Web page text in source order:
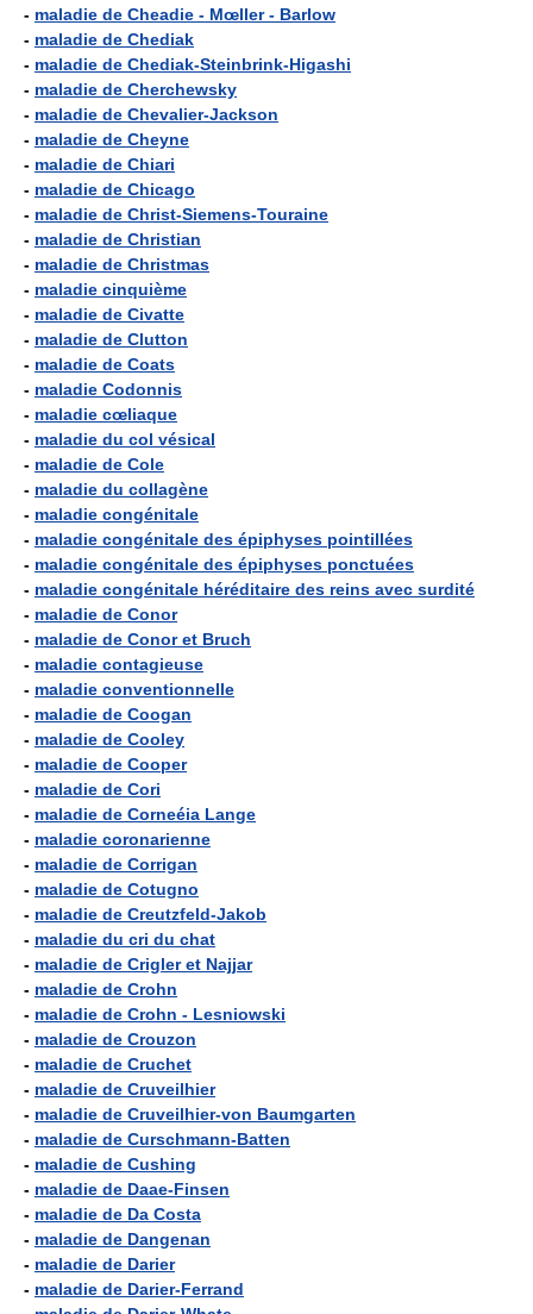
- maladie de Cheadie - Mœller - Barlow
- maladie de Chediak
- maladie de Chediak-Steinbrink-Higashi
- maladie de Cherchewsky
- maladie de Chevalier-Jackson
- maladie de Cheyne
- maladie de Chiari
- maladie de Chicago
- maladie de Christ-Siemens-Touraine
- maladie de Christian
- maladie de Christmas
- maladie cinquième
- maladie de Civatte
- maladie de Clutton
- maladie de Coats
- maladie Codonnis
- maladie cœliaque
- maladie du col vésical
- maladie de Cole
- maladie du collagène
- maladie congénitale
- maladie congénitale des épiphyses pointillées
- maladie congénitale des épiphyses ponctuées
- maladie congénitale héréditaire des reins avec surdité
- maladie de Conor
- maladie de Conor et Bruch
- maladie contagieuse
- maladie conventionnelle
- maladie de Coogan
- maladie de Cooley
- maladie de Cooper
- maladie de Cori
- maladie de Corneéia Lange
- maladie coronarienne
- maladie de Corrigan
- maladie de Cotugno
- maladie de Creutzfeld-Jakob
- maladie du cri du chat
- maladie de Crigler et Najjar
- maladie de Crohn
- maladie de Crohn - Lesniowski
- maladie de Crouzon
- maladie de Cruchet
- maladie de Cruveilhier
- maladie de Cruveilhier-von Baumgarten
- maladie de Curschmann-Batten
- maladie de Cushing
- maladie de Daae-Finsen
- maladie de Da Costa
- maladie de Dangenan
- maladie de Darier
- maladie de Darier-Ferrand